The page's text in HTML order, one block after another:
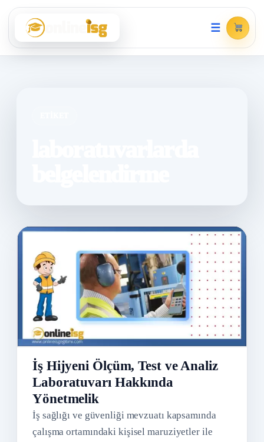
☰
İş Hijyeni Ölçüm, Test ve Analiz
Laboratuvarı Hakkında
Yönetmelik
İş sağlığı ve güvenliği mevzuatı kapsamında
çalışma ortamındaki kişisel maruziyetler ile